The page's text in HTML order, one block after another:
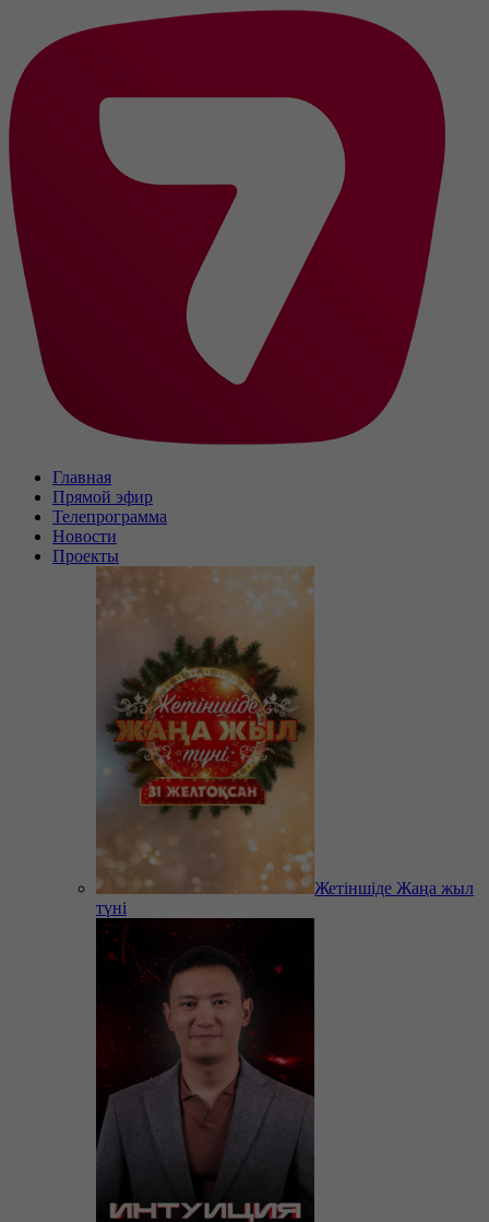
Главная
Прямой эфир
Телепрограмма
Новости
Проекты
Жетіншіде Жаңа жыл
түні